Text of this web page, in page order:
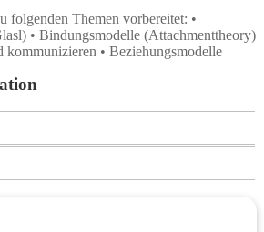
folgenden Themen vorbereitet: •
• Bindungsmodelle (Attachmenttheory)
kommunizieren • Beziehungsmodelle